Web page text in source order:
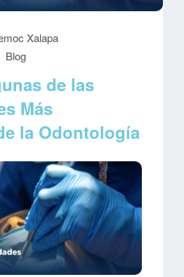
Xalapa
Blog
de las
Más
la Odontología